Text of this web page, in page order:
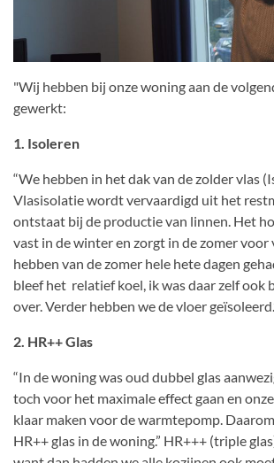
"Wij hebben bij onze woning aan de
gewerkt:
1. Isoleren
“We hebben in het dak van de zolder vlas
Vlasisolatie wordt vervaardigd uit het
ontstaat bij de productie van linnen. Het
vast in de winter en zorgt in de zomer voor
hebben van de zomer hele hete dagen
bleef het relatief koel, ik was daar zelf ook
over. Verder hebben we de vloer
2. HR++ Glas
“In de woning was oud dubbel glas
toch voor het maximale effect gaan en
klaar maken voor de warmtepomp.
HR++ glas in de woning.” HR+++ (triple